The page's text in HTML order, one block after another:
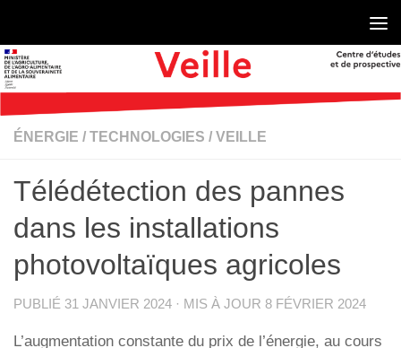
ÉNERGIE / TECHNOLOGIES / VEILLE
Télédétection des pannes
dans les installations
photovoltaïques agricoles
PUBLIÉ 31 JANVIER 2024 · MIS À JOUR 8 FÉVRIER 2024
L’augmentation constante du prix de l’énergie, au cours